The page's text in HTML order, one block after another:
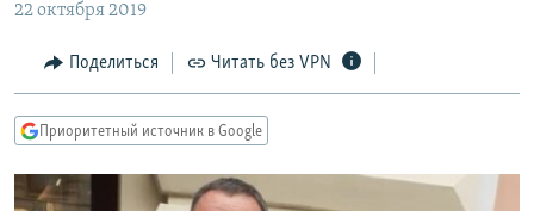
Вернутся
Вернутся
поиску
МНЕНИЯ
КУЛЬТУРА
КАВКАЗ.РЕАЛИИ
СЕВЕР.РЕАЛИИ
22 октября 2019
Поделиться Читать без VPN
Приоритетный источник в Google